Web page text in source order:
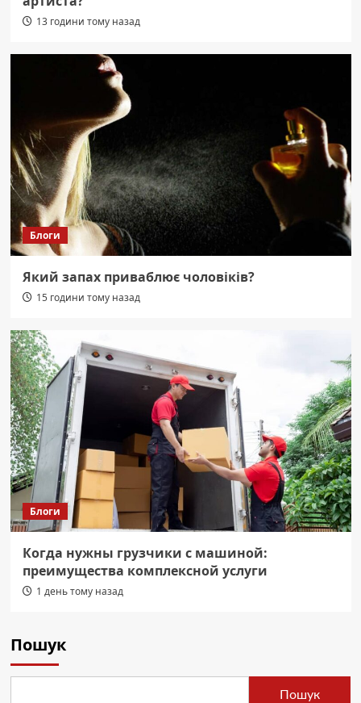
13 години тому назад
Блоги
Який запах приваблює чоловіків?
15 години тому назад
Блоги
Когда нужны грузчики с машиной:
преимущества комплексной услуги
1 день тому назад
Пошук
Пошук